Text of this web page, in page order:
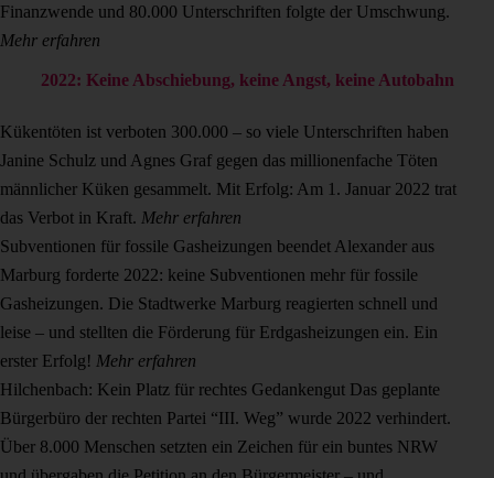
Finanzwende und 80.000 Unterschriften folgte der Umschwung.
Mehr erfahren
2022: Keine Abschiebung, keine Angst, keine Autobahn
Kükentöten ist verboten 300.000 – so viele Unterschriften haben
Janine Schulz und Agnes Graf gegen das millionenfache Töten
männlicher Küken gesammelt. Mit Erfolg: Am 1. Januar 2022 trat
das Verbot in Kraft. Mehr erfahren
Subventionen für fossile Gasheizungen beendet Alexander aus
Marburg forderte 2022: keine Subventionen mehr für fossile
Gasheizungen. Die Stadtwerke Marburg reagierten schnell und
leise – und stellten die Förderung für Erdgasheizungen ein. Ein
erster Erfolg! Mehr erfahren
Hilchenbach: Kein Platz für rechtes Gedankengut Das geplante
Bürgerbüro der rechten Partei “III. Weg” wurde 2022 verhindert.
Über 8.000 Menschen setzten ein Zeichen für ein buntes NRW